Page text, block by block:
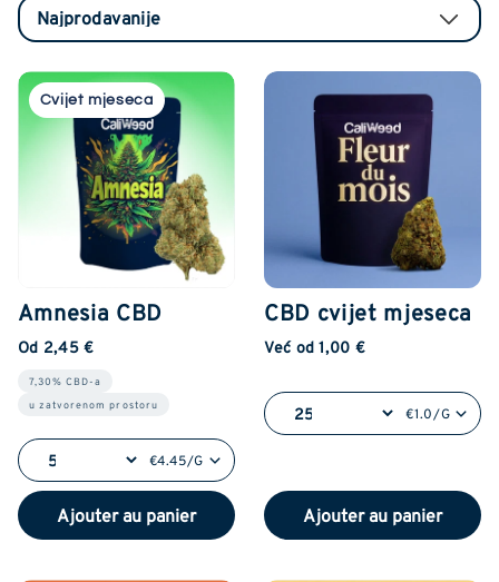
Cvijet mjeseca
Amnesia CBD
Od 2,45 €
7,30% CBD-a
u zatvorenom prostoru
€4.45/G
Ajouter au panier
CBD cvijet mjeseca
Već od 1,00 €
€1.0/G
Ajouter au panier